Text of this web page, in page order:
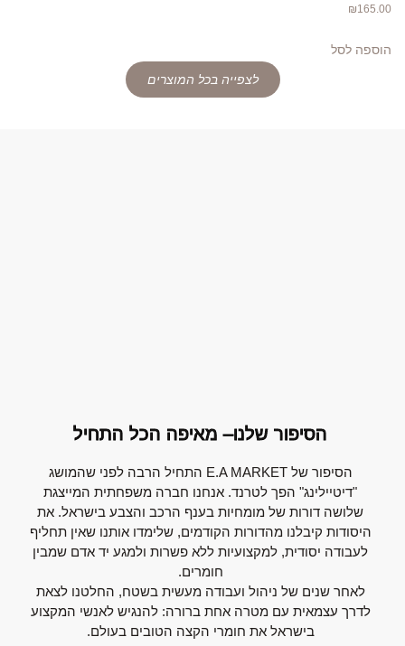
₪165.00
הוספה לסל
לצפייה בכל המוצרים
הסיפור שלנו– מאיפה הכל התחיל
הסיפור של E.A MARKET התחיל הרבה לפני שהמושג
"דיטיילינג" הפך לטרנד. אנחנו חברה משפחתית המייצגת
שלושה דורות של מומחיות בענף הרכב והצבע בישראל. את
היסודות קיבלנו מהדורות הקודמים, שלימדו אותנו שאין תחליף
לעבודה יסודית, למקצועיות ללא פשרות ולמגע יד אדם שמבין
חומרים.
לאחר שנים של ניהול ועבודה מעשית בשטח, החלטנו לצאת
לדרך עצמאית עם מטרה אחת ברורה: להנגיש לאנשי המקצוע
בישראל את חומרי הקצה הטובים בעולם.